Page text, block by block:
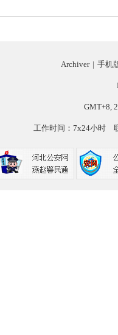
Archiver | 手机
GMT+8,
工作时间：7x24小时